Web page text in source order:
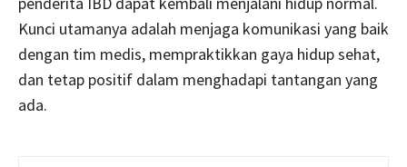
Kunci utamanya adalah menjaga komunikasi yang baik
dengan tim medis, mempraktikkan gaya hidup sehat,
dan tetap positif dalam menghadapi tantangan yang
ada.